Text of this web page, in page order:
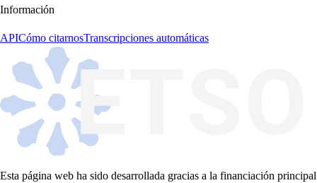
Información
APICómo citarnosTranscripciones automáticas
Esta página web ha sido desarrollada gracias a la financiación principal